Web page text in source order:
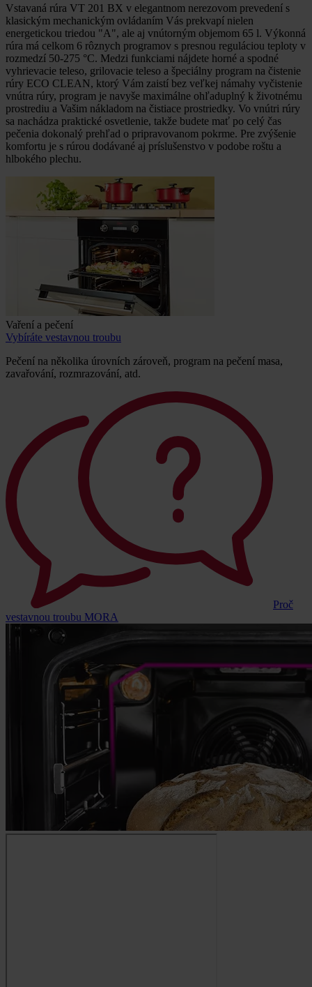
Vstavaná rúra VT 201 BX v elegantnom nerezovom prevedení s
klasickým mechanickým ovládaním Vás prekvapí nielen
energetickou triedou "A", ale aj vnútorným objemom 65 l. Výkonná
rúra má celkom 6 rôznych programov s presnou reguláciou teploty v
rozmedzí 50-275 °C. Medzi funkciami nájdete horné a spodné
vyhrievacie teleso, grilovacie teleso a špeciálny program na čistenie
rúry ECO CLEAN, ktorý Vám zaistí bez veľkej námahy vyčistenie
vnútra rúry, program je navyše maximálne ohľaduplný k životnému
prostrediu a Vašim nákladom na čistiace prostriedky. Vo vnútri rúry
sa nachádza praktické osvetlenie, takže budete mať po celý čas
pečenia dokonalý prehľad o pripravovanom pokrme. Pre zvýšenie
komfortu je s rúrou dodávané aj príslušenstvo v podobe roštu a
hlbokého plechu.
Vaření a pečení
Vybíráte vestavnou troubu
Pečení na několika úrovních zároveň, program na pečení masa,
zavařování, rozmrazování, atd.
Proč
vestavnou troubu MORA